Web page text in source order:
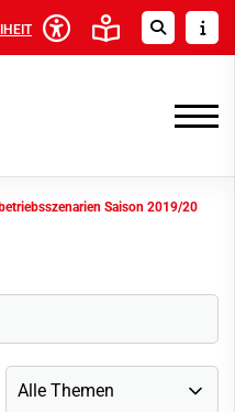
Saison 2019/20